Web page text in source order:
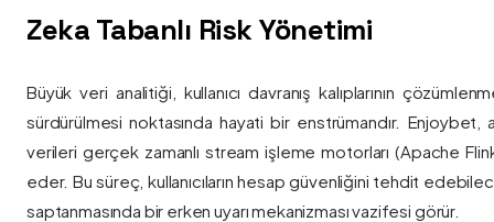
Zeka Tabanlı Risk Yönetimi
Büyük veri analitiği, kullanıcı davranış kalıplarının
sürdürülmesi noktasında hayati bir enstrümandır. Enjoybet,
verileri gerçek zamanlı stream işleme motorları (Apache Flink
eder. Bu süreç, kullanıcıların hesap güvenliğini tehdit
saptanmasında bir erken uyarı mekanizması vazifesi görür.